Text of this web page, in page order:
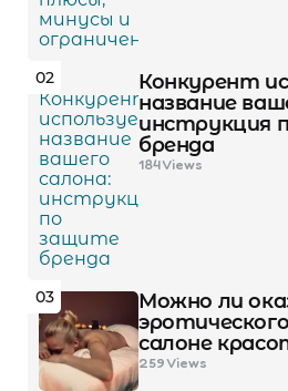
02
Конкурент
название
инструкция
бренда
184Views
03
Можно ли
салоне
259Views